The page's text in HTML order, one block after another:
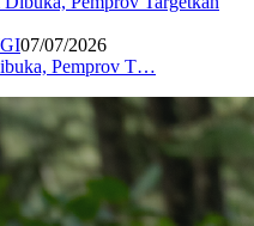
07/07/2026
Pemprov T…